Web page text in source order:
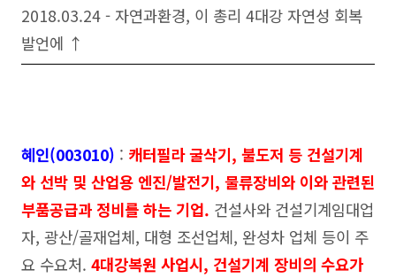
2018.03.24 - 자연과환경, 이 총리 4대강 자연성 회복
발언에 ↑
혜인(003010) : 캐터필라 굴삭기, 불도저 등 건설기계
와 선박 및 산업용 엔진/발전기, 물류장비와 이와 관련된
부품공급과 정비를 하는 기업. 건설사와 건설기계임대업
자, 광산/골재업체, 대형 조선업체, 완성차 업체 등이 주
요 수요처. 4대강복원 사업시, 건설기계 장비의 수요가